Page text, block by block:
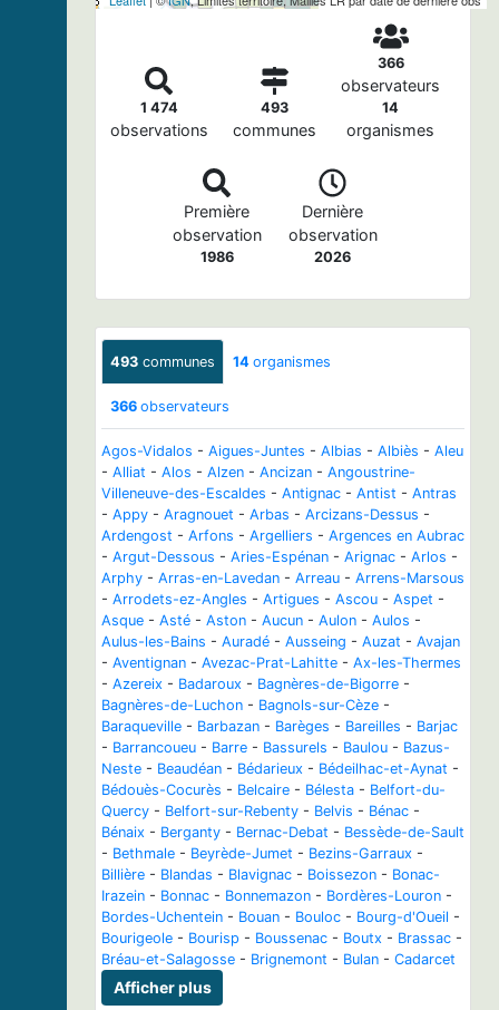
1 474
observations
493
communes
366
observateurs
14
organismes
Première
observation
1986
Dernière
observation
2026
493 communes 14 organismes
366 observateurs
Agos-Vidalos - Aigues-Juntes - Albias - Albiès - Aleu
- Alliat - Alos - Alzen - Ancizan - Angoustrine-
Villeneuve-des-Escaldes - Antignac - Antist - Antras
- Appy - Aragnouet - Arbas - Arcizans-Dessus -
Ardengost - Arfons - Argelliers - Argences en Aubrac
- Argut-Dessous - Aries-Espénan - Arignac - Arlos -
Arphy - Arras-en-Lavedan - Arreau - Arrens-Marsous
- Arrodets-ez-Angles - Artigues - Ascou - Aspet -
Asque - Asté - Aston - Aucun - Aulon - Aulos -
Aulus-les-Bains - Auradé - Ausseing - Auzat - Avajan
- Aventignan - Avezac-Prat-Lahitte - Ax-les-Thermes
- Azereix - Badaroux - Bagnères-de-Bigorre -
Bagnères-de-Luchon - Bagnols-sur-Cèze -
Baraqueville - Barbazan - Barèges - Bareilles - Barjac
- Barrancoueu - Barre - Bassurels - Baulou - Bazus-
Neste - Beaudéan - Bédarieux - Bédeilhac-et-Aynat -
Bédouès-Cocurès - Belcaire - Bélesta - Belfort-du-
Quercy - Belfort-sur-Rebenty - Belvis - Bénac -
Bénaix - Berganty - Bernac-Debat - Bessède-de-Sault
- Bethmale - Beyrède-Jumet - Bezins-Garraux -
Billière - Blandas - Blavignac - Boissezon - Bonac-
Irazein - Bonnac - Bonnemazon - Bordères-Louron -
Bordes-Uchentein - Bouan - Bouloc - Bourg-d'Oueil -
Bourigeole - Bourisp - Boussenac - Boutx - Brassac -
Bréau-et-Salagosse - Brignemont - Bulan - Cadarcet
Afficher plus